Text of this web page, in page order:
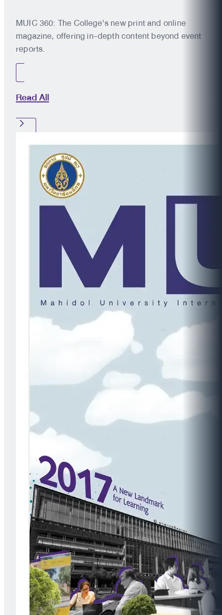
MUIC 360: The College's new print and online
magazine, offering in-depth content beyond event
reports.
Read All